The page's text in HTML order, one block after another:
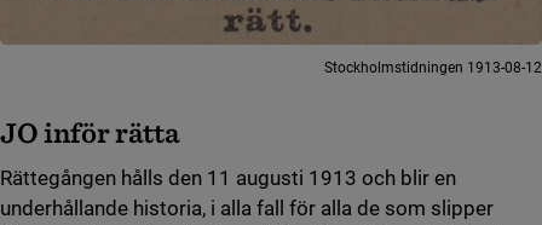
Stockholmstidningen 1913-08-12
JO inför rätta
Rättegången hålls den 11 augusti 1913 och blir en
underhållande historia, i alla fall för alla de som slipper